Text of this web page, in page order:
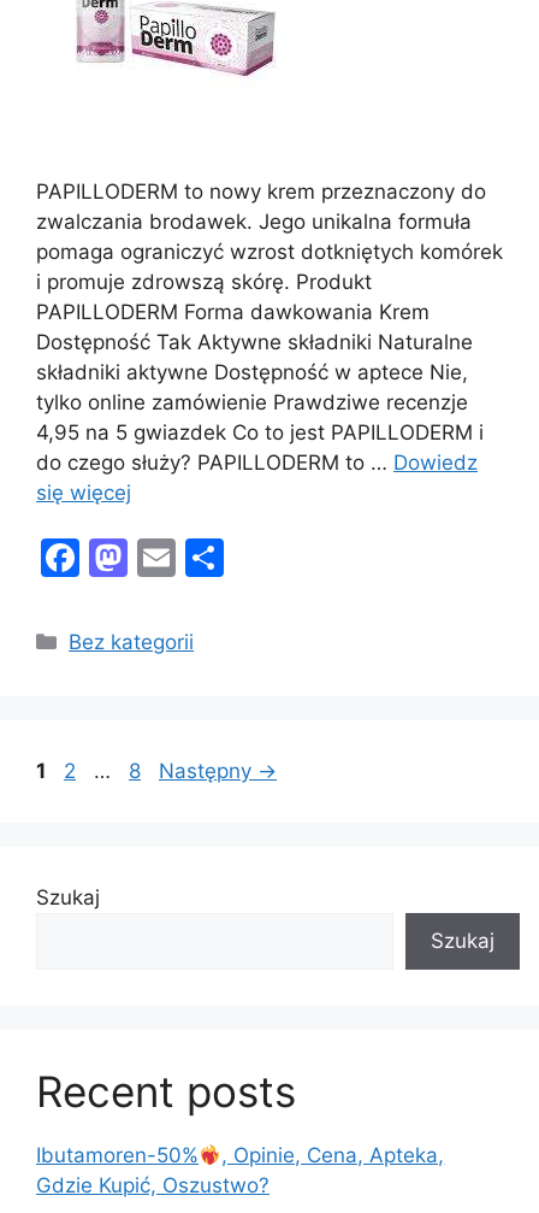
PAPILLODERM to nowy krem ​​przeznaczony do
zwalczania brodawek. Jego unikalna formuła
pomaga ograniczyć wzrost dotkniętych komórek
i promuje zdrowszą skórę. Produkt
PAPILLODERM Forma dawkowania Krem
Dostępność Tak Aktywne składniki Naturalne
składniki aktywne Dostępność w aptece Nie,
tylko online zamówienie Prawdziwe recenzje
4,95 na 5 gwiazdek Co to jest PAPILLODERM i
do czego służy? PAPILLODERM to … Dowiedz
się więcej
F
c
o
M
st
o
n
E
ai
Kategorie
Bez kategorii
Page
1 Page
2 … Page
8 Następny →
Szukaj
Szukaj
Recent posts
Ibutamoren-50%
, Opinie, Cena, Apteka,
Gdzie Kupić, Oszustwo?